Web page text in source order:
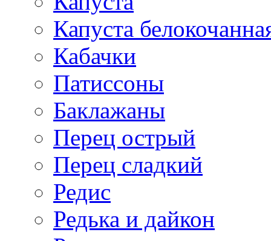
Капуста
Кабачки
Патиссоны
Баклажаны
Перец острый
Перец сладкий
Редис
Редька и дайкон